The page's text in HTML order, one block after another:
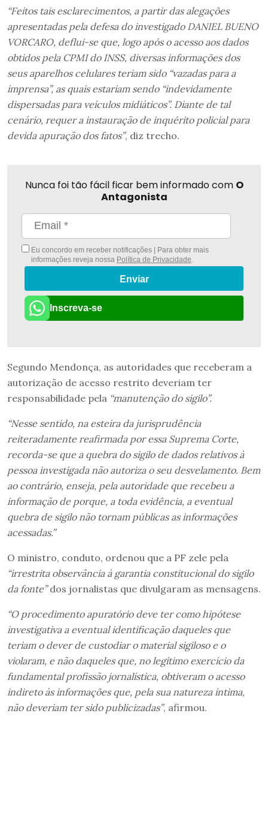
“Feitos tais esclarecimentos, a partir das alegações
apresentadas pela defesa do investigado DANIEL BUENO
VORCARO, deflui-se que, logo após o acesso aos dados
obtidos pela CPMI do INSS, diversas informações dos
seus aparelhos celulares teriam sido “vazadas para a
imprensa”, as quais estariam sendo “indevidamente
dispersadas para veículos midiáticos”. Diante de tal
cenário, requer a instauração de inquérito policial para
devida apuração dos fatos”, diz trecho.
Nunca foi tão fácil ficar bem informado com O
Antagonista
Eu concordo em receber notificações | Para obter mais
informações reveja nossa Política de Privacidade
Enviar
Inscreva-se
Segundo Mendonça, as autoridades que receberam a
autorização de acesso restrito deveriam ter
responsabilidade pela “manutenção do sigilo”.
“Nesse sentido, na esteira da jurisprudência
reiteradamente reafirmada por essa Suprema Corte,
recorda-se que a quebra do sigilo de dados relativos à
pessoa investigada não autoriza o seu desvelamento. Bem
ao contrário, enseja, pela autoridade que recebeu a
informação de porque, a toda evidência, a eventual
quebra de sigilo não tornam públicas as informações
acessadas.”
O ministro, conduto, ordenou que a PF zele pela
“irrestrita observância à garantia constitucional do sigilo
da fonte”dos jornalistas que divulgaram as mensagens.
“O procedimento apuratório deve ter como hipótese
investigativa a eventual identificação daqueles que
teriam o dever de custodiar o material sigiloso e o
violaram, e não daqueles que, no legítimo exercício da
fundamental profissão jornalística, obtiveram o acesso
indireto às informações que, pela sua natureza íntima,
não deveriam ter sido publicizadas”, afirmou.